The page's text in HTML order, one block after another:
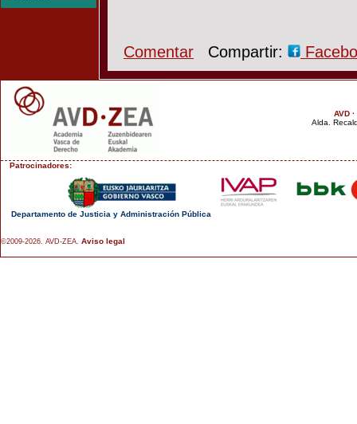
Comentar Compartir:
AVD
Alda.
Patrocinadores:
Departamento de Justicia y Administración Pública
©2009-2026. AVD-ZEA. Aviso legal